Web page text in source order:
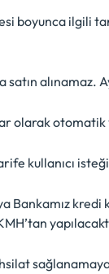
boyunca ilgili
olarak
kullanıcı
Bankamız